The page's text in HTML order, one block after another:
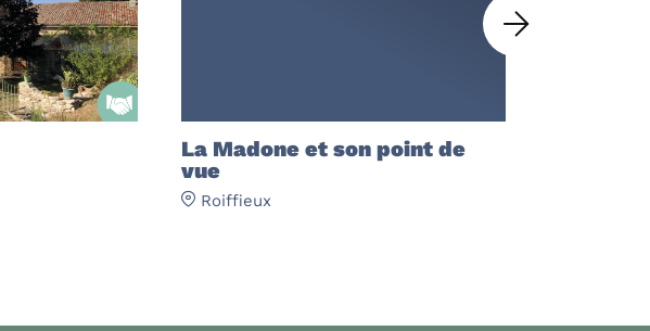
La Madone et son point de
vue
Roiffieux